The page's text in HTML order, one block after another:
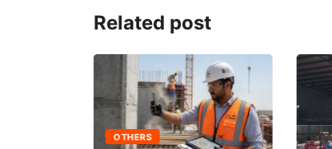
Related post